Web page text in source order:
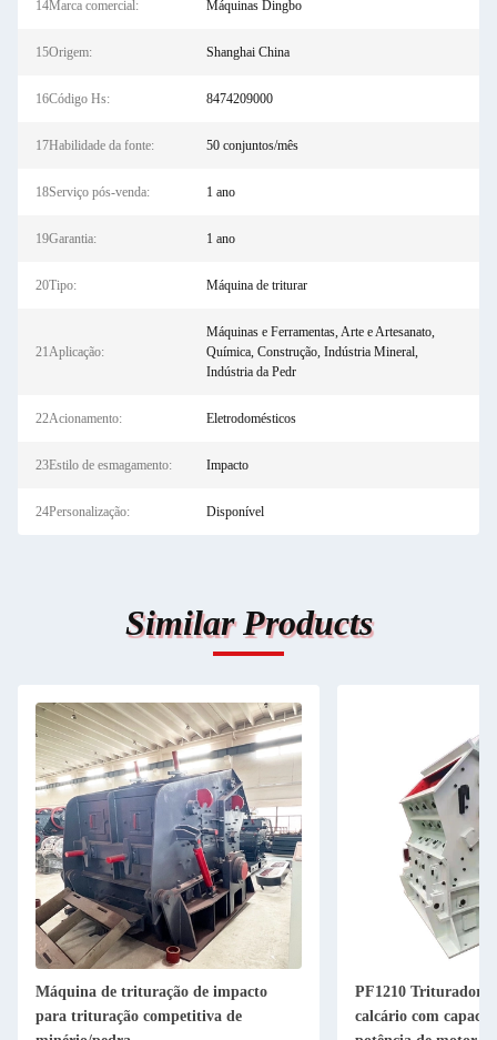
14Marca comercial: Máquinas Dingbo
15Origem: Shanghai China
16Código Hs: 8474209000
17Habilidade da fonte: 50 conjuntos/mês
18Serviço pós-venda: 1 ano
19Garantia: 1 ano
20Tipo: Máquina de triturar
21Aplicação:
Máquinas e Ferramentas, Arte e Artesanato,
Química, Construção, Indústria Mineral,
Indústria da Pedr
22Acionamento: Eletrodomésticos
23Estilo de esmagamento: Impacto
24Personalização: Disponível
Similar Products
Máquina de trituração de impacto
para trituração competitiva de
PF1210 Triturador
calcário com